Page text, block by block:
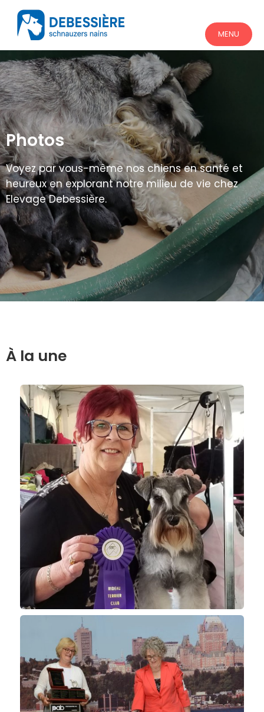
MENU
Photos
Voyez par vous-même nos chiens en santé et
heureux en explorant notre milieu de vie chez
Elevage Debessière.
À la une